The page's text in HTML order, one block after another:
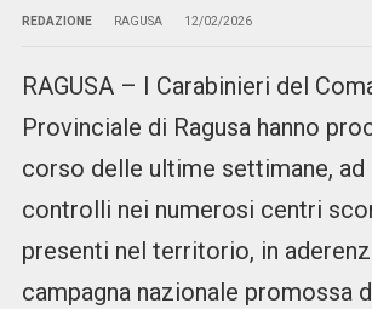
REDAZIONE RAGUSA 12/02/2026
RAGUSA – I Carabinieri del
Provinciale di Ragusa hanno
corso delle ultime settimane, ad
controlli nei numerosi centri
presenti nel territorio, in
campagna nazionale promossa